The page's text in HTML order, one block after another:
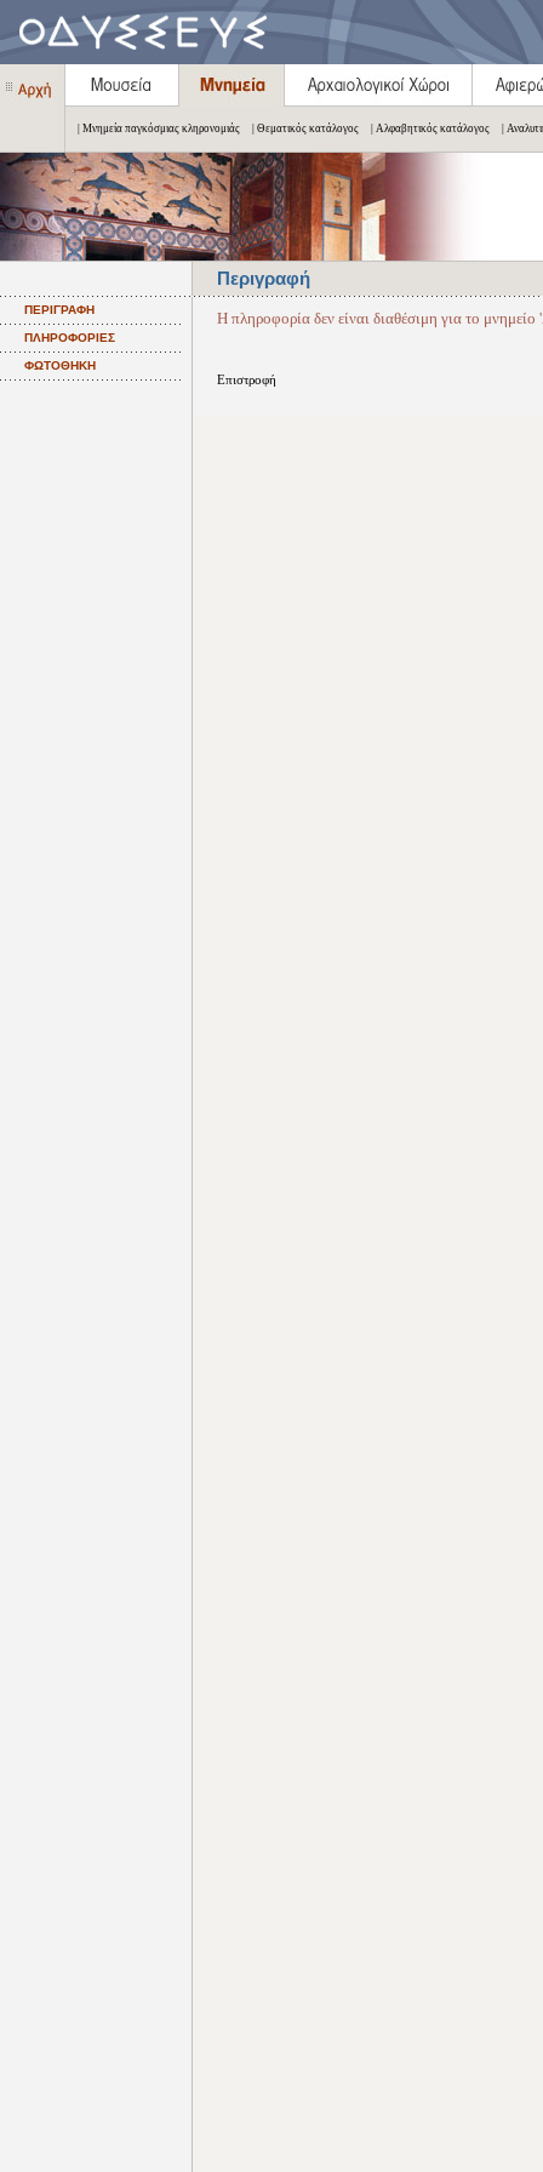
| Μνημεία παγκόσμιας κληρονομιάς | Θεματικός κατάλογος | Αλφαβητικός κατάλογος |
Περιγραφή
ΠΕΡΙΓΡΑΦΗ
ΠΛΗΡΟΦΟΡΙΕΣ
ΦΩΤΟΘΗΚΗ
Η πληροφορία δεν είναι διαθέσιμη για το
Επιστροφή